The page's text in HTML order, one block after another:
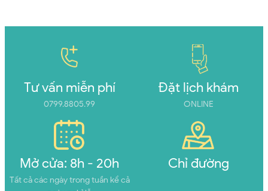
Tư vấn miễn phí
0799.8805.99
Đặt lịch khám
ONLINE
Mở cửa: 8h - 20h
Tất cả các ngày trong tuần kể cả
Chỉ đường